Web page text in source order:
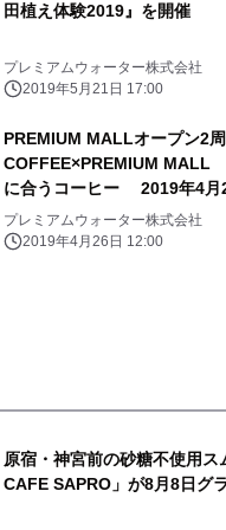
田植え体験2019』を開催
プレミアムウォーター株式会社
2019年5月21日 17:00
PREMIUM MALLオープン2
COFFEE×PREMIUM MALL
に合うコーヒー 2019年4月
プレミアムウォーター株式会社
2019年4月26日 12:00
原宿・神宮前の砂糖不使用
CAFE SAPRO」が8月8日グ